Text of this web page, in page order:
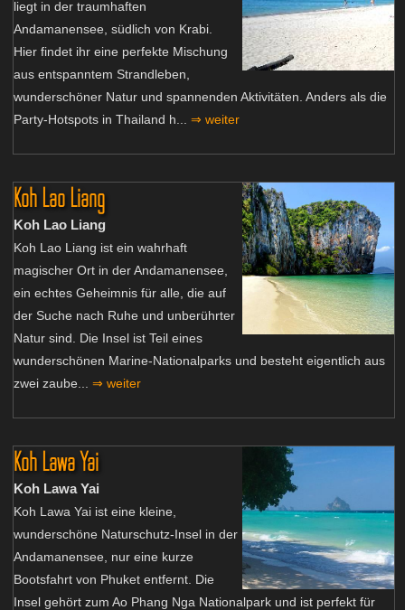
liegt in der traumhaften
Andamanensee, südlich von Krabi.
Hier findet ihr eine perfekte Mischung
aus entspanntem Strandleben,
wunderschöner Natur und spannenden Aktivitäten. Anders als die
Party-Hotspots in Thailand h... ⇒ weiter
Koh Lao Liang
Koh Lao Liang
Koh Lao Liang ist ein wahrhaft
magischer Ort in der Andamanensee,
ein echtes Geheimnis für alle, die auf
der Suche nach Ruhe und unberührter
Natur sind. Die Insel ist Teil eines
wunderschönen Marine-Nationalparks und besteht eigentlich aus
zwei zaube... ⇒ weiter
Koh Lawa Yai
Koh Lawa Yai
Koh Lawa Yai ist eine kleine,
wunderschöne Naturschutz-Insel in der
Andamanensee, nur eine kurze
Bootsfahrt von Phuket entfernt. Die
Insel gehört zum Ao Phang Nga Nationalpark und ist perfekt für